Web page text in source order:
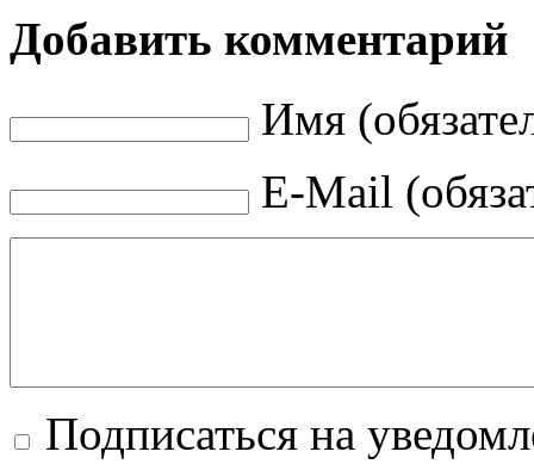
Добавить комментарий
Имя
E-Mail
Подписаться на